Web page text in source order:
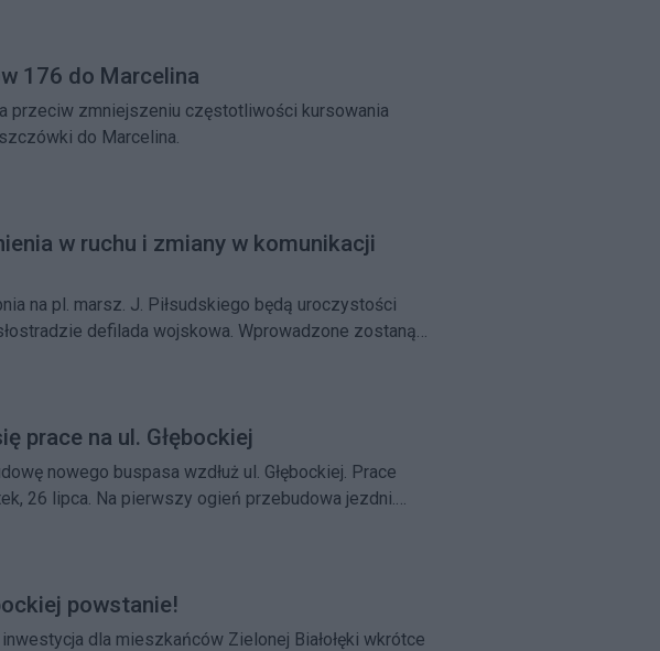
176 do Marcelina
przeciw zmniejszeniu częstotliwości kursowania
do Marcelina.
w ruchu i zmiany w komunikacji
na pl. marsz. J. Piłsudskiego będą uroczystości
defilada wojskowa. Wprowadzone zostaną
prace na ul. Głębockiej
nowego buspasa wzdłuż ul. Głębockiej. Prace
26 lipca. Na pierwszy ogień przebudowa jezdni.
powstanie!
dla mieszkańców Zielonej Białołęki wkrótce